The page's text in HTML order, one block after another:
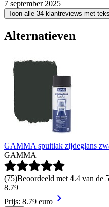
7 september 2025
Toon alle 34 klantreviews met
Alternatieven
GAMMA spuitlak zijdeglans
GAMMA
(75)Beoordeeld met 4.4 van de
8.79
Prijs: 8.79 euro